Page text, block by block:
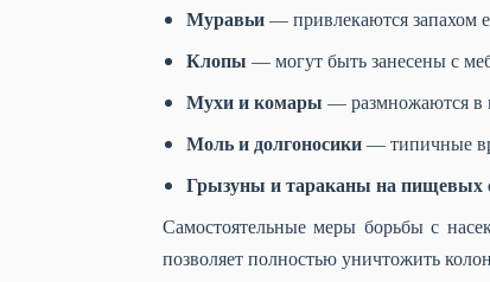
Муравьи— привлекаются запахом
Клопы — могут быть занесены с
Мухи и комары — размножаются в
Моль и долгоносики— типичные
Грызуны и тараканы на пищевых
Самостоятельные меры борьбы с
позволяет полностью уничтожить